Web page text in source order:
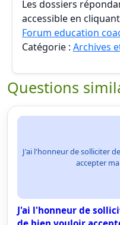
Les dossiers
accessible en
Forum education
Catégorie : Archives
Questions
J'ai l'honneur de solliciter
accepter
J'ai l'honneur de